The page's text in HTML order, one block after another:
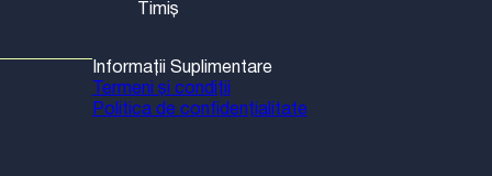
Timiș
Informații Suplimentare
Termeni și condiții
Politica de confidențialitate